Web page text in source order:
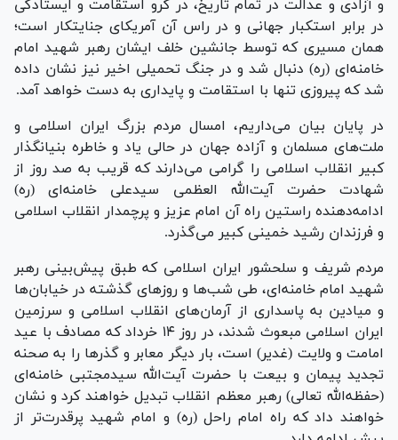
و آزادی و عدالت در تمام تاریخ، در گرو استقامت و ایستادگی
در برابر استکبار جهانی و در راس آن آمریکای جنایتکار است؛
همان مسیری که توسط جانشین خلف ایشان رهبر شهید امام
خامنه‌ای (ره) دنبال شد و در جنگ تحمیلی اخیر نیز نشان داده
شد که پیروزی تنها با استقامت و پایداری به دست خواهد آمد.
در پایان بیان می‌داریم، امسال مردم بزرگ ایران اسلامی و
ملت‌های مسلمان و آزاده جهان در حالی یاد و خاطره بنیانگذار
کبیر انقلاب اسلامی را گرامی می‌دارند که قریب به صد روز از
شهادت حضرت آیت‌الله العظمی سیدعلی خامنه‌ای (ره)
ادامه‌دهنده راستین راه آن امام عزیز و پرچمدار انقلاب اسلامی
و فرزندان رشید خمینی کبیر می‌گذرد.
مردم شریف و سلحشور ایران اسلامی که طبق پیش‌بینی رهبر
شهید امام خامنه‌ای، طی شب‌ها و روز‌های گذشته در خیابان‌ها
و میادین به پاسداری از آرمان‌های انقلاب اسلامی و سرزمین
ایران اسلامی مبعوث شدند، در روز ۱۴ خرداد که مصادف با عید
امامت و ولایت (غدیر) است، بار دیگر معابر و گذر‌ها را به صحنه
تجدید پیمان و بیعت با حضرت آیت‌الله سیدمجتبی خامنه‌ای
(حفظه‌الله تعالی) رهبر معظم انقلاب تبدیل خواهند کرد و نشان
خواهند داد که راه امام راحل (ره) و امام شهید پرقدرت‌تر از